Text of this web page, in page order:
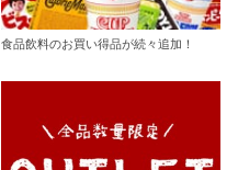
食品飲料のお買い得品が続々追加！